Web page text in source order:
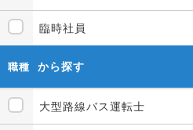
臨時社員
職種 から探す
大型路線バス運転士